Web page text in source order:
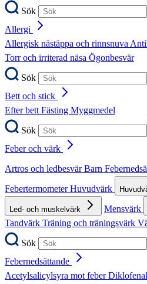
Sök
Allergi
Allergisk nästäppa och rinnsnuva
Torr och irriterad näsa Ögonbesvär
Sök
Bett och stick
Efter bettFästing Myggmedel
Sök
Feber och värk
Artros och ledbesvärBarn
FebertermometerHuvudvärk
Led- och muskelvärk Mensvärk
Tandvärk Träning och träningsvärk
Sök
Febernedsättande
Acetylsalicylsyra mot feber